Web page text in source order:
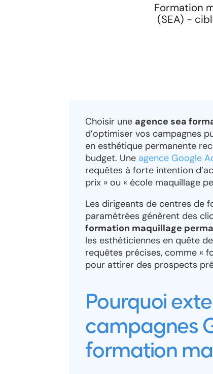
Formation
(SEA) -
Choisir une agence sea
d’optimiser vos campagnes
en esthétique permanente
budget. Une agence Google
requêtes à forte intention
prix » ou « école maquillage
Les dirigeants de centres de
paramétrées génèrent des
formation maquillage
les esthéticiennes en quête
requêtes précises, comme «
pour attirer des prospects
Pourquoi
campagnes
formation